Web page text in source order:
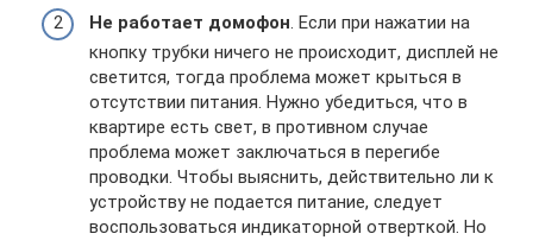
Не работает домофон. Если при нажатии на
кнопку трубки ничего не происходит, дисплей не
светится, тогда проблема может крыться в
отсутствии питания. Нужно убедиться, что в
квартире есть свет, в противном случае
проблема может заключаться в перегибе
проводки. Чтобы выяснить, действительно ли к
устройству не подается питание, следует
воспользоваться индикаторной отверткой. Но